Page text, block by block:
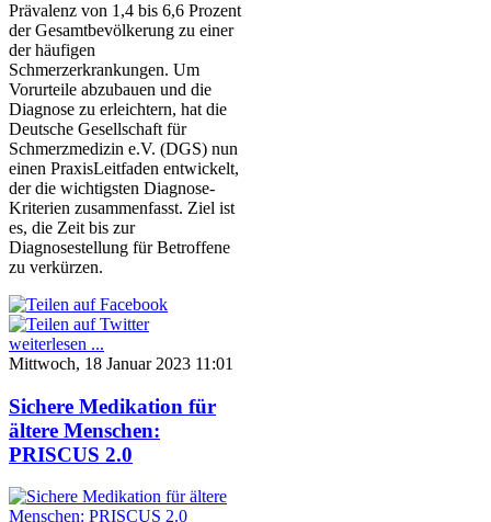
Prävalenz von 1,4 bis 6,6 Prozent
der Gesamtbevölkerung zu einer
der häufigen
Schmerzerkrankungen. Um
Vorurteile abzubauen und die
Diagnose zu erleichtern, hat die
Deutsche Gesellschaft für
Schmerzmedizin e.V. (DGS) nun
einen PraxisLeitfaden entwickelt,
der die wichtigsten Diagnose-
Kriterien zusammenfasst. Ziel ist
es, die Zeit bis zur
Diagnosestellung für Betroffene
zu verkürzen.
weiterlesen ...
Mittwoch, 18 Januar 2023 11:01
Sichere Medikation für
ältere Menschen:
PRISCUS 2.0